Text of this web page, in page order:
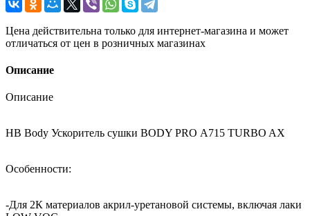
Цена действительна только для интернет-магазина и может
отличаться от цен в розничных магазинах
Описание
Описание
HB Body Ускоритель сушки BODY PRO А715 TURBO AX
Особенности:
-Для 2К материалов акрил-уретановой системы, включая лаки